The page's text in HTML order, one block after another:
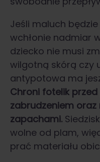
Jeśli maluch będzie
wchłonie nadmiar
dziecko nie musi
wilgotną skórą czy
antypotowa ma
Chroni fotelik
zabrudzeniem
zapachami.
wolne od plam,
prać materiału